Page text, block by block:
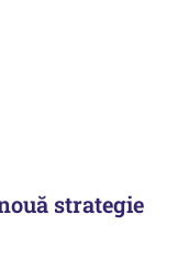
strategie